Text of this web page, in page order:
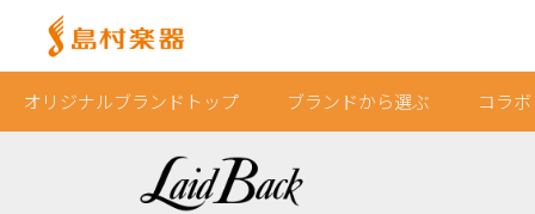
オリジナルブランドトップ ブランドから選ぶ コラ